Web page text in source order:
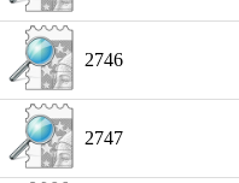
2746
2747